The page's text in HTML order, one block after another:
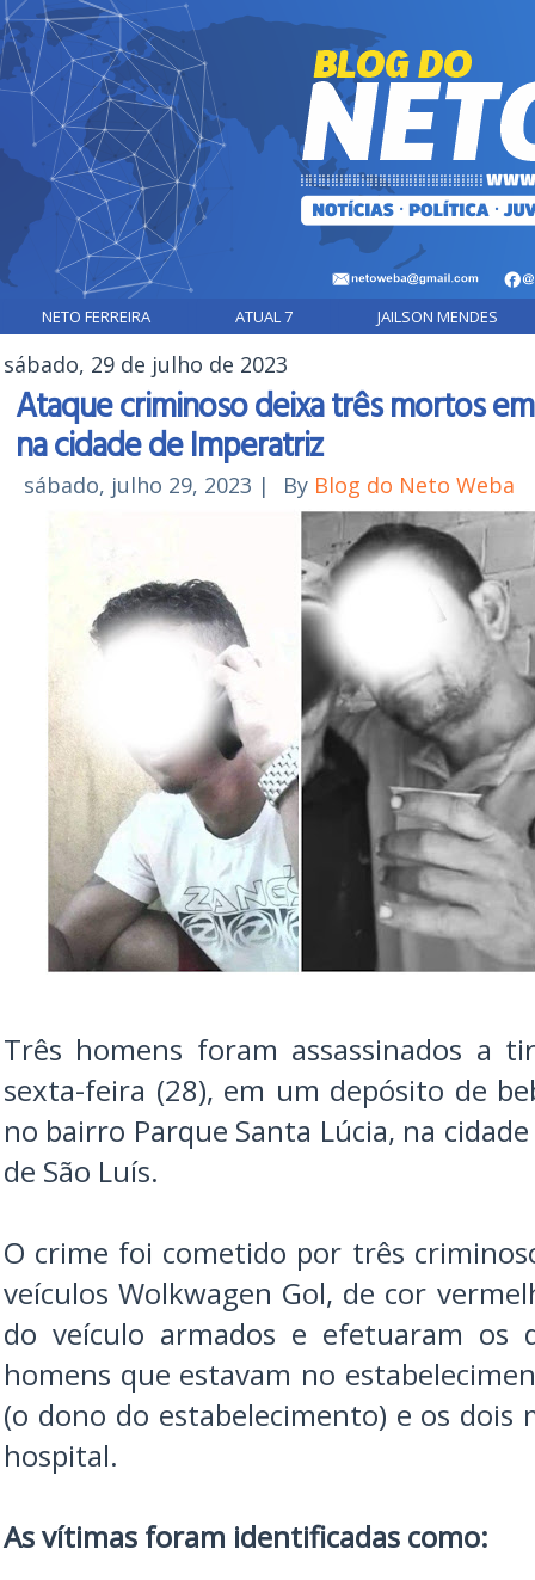
NETO FERREIRA ATUAL 7 JAILSON MENDES
sábado, 29 de julho de 2023
Ataque criminoso deixa três mortos
na cidade de Imperatriz
sábado, julho 29, 2023 | By Blog do Neto Weba
Três homens foram assassinados a
sexta-feira (28), em um depósito de
no bairro Parque Santa Lúcia, na
de São Luís.
O crime foi cometido por três
veículos Wolkwagen Gol, de cor
do veículo armados e efetuaram os
homens que estavam no
(o dono do estabelecimento) e os
hospital.
As vítimas foram identificadas como: